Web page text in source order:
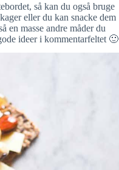
så kan du også bruge
eller du kan snacke dem
en masse andre måder du
ideer i kommentarfeltet 🙂